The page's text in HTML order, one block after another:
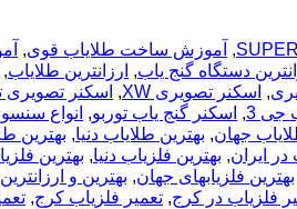
, آموزش ساخت طلایاب قوی,
دستگاه گنج یاب, ارزانترین طلایاب,
, اسکنر تصویری XW , اسکنر تصویری
جی 3 , اسکنر گنج یاب توربو, انواع
جهان, بهترین طلایاب دنیا, بهترین
در ایران, بهترین فلزیاب دنیا, بهترین
بهترین فلزیابهای جهان, بهترین و
فلزیاب در کرج, تعمیر فلزیاب کرج,